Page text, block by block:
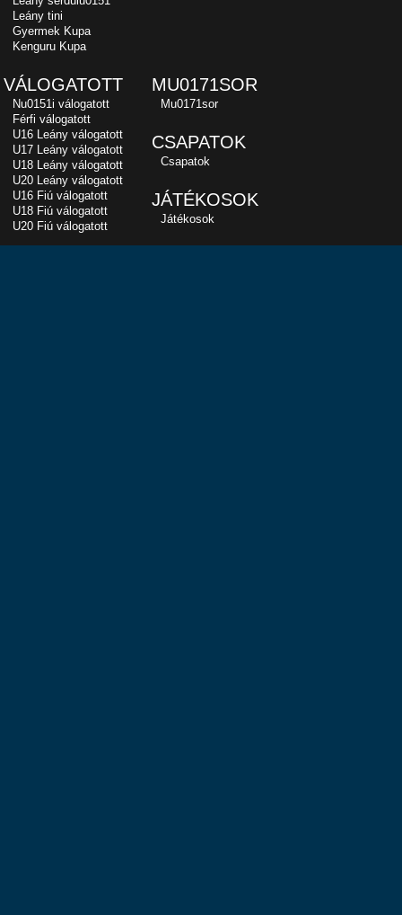
Leány tini
Gyermek Kupa
Kenguru Kupa
VÁLOGATOTT
Nu0151i válogatott
Férfi válogatott
U16 Leány válogatott
U17 Leány válogatott
U18 Leány válogatott
U20 Leány válogatott
U16 Fiú válogatott
U18 Fiú válogatott
U20 Fiú válogatott
MU0171SOR
Mu0171sor
CSAPATOK
Csapatok
JÁTÉKOSOK
Játékosok